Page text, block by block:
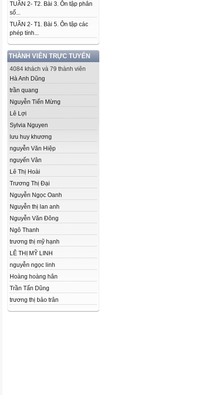
TUẦN 2- T2. Bài 3. Ôn tập phân
số...
TUẦN 2- T1. Bài 5. Ôn tập các
phép tính...
THÀNH VIÊN TRỰC TUYẾN
4084 khách và 79 thành viên
Hà Anh Dũng
trần quang
Nguyễn Tiến Mừng
Lê Lợi
Sylvia Nguyen
lưu huy khương
nguyễn Văn Hiệp
nguyến Vân
Lê Thị Hoài
Trương Thị Đại
Nguyễn Ngọc Oanh
Nguyễn thị lan anh
Nguyễn Văn Đông
Ngô Thanh
trương thị mỹ hạnh
LÊ THỊ MỸ LINH
nguyễn ngọc linh
Hoàng hoàng hân
Trần Tấn Dũng
trương thị bảo trân